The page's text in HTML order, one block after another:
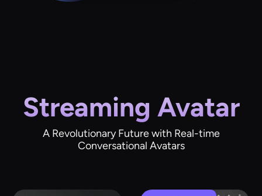
Streaming Avatar
A Revolutionary Future with Real-time
Conversational Avatars